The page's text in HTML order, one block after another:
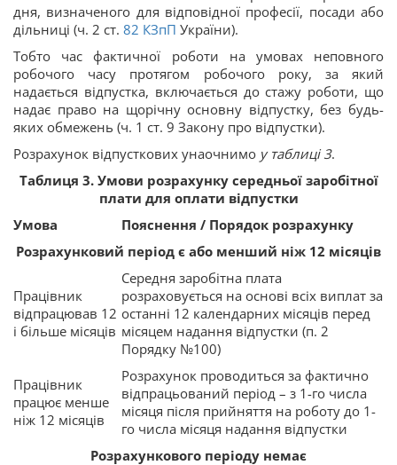
дня, визначеного для відповідної професії, посади або
дільниці (ч. 2 ст. 82 КЗпП України).
Тобто час фактичної роботи на умовах неповного
робочого часу протягом робочого року, за який
надається відпустка, включається до стажу роботи, що
надає право на щорічну основну відпустку, без будь-
яких обмежень (ч. 1 ст. 9 Закону про відпустки).
Розрахунок відпусткових унаочнимо у таблиці 3.
Таблиця 3. Умови розрахунку середньої заробітної
плати для оплати відпустки
Умова
Пояснення / Порядок розрахунку
Розрахунковий період є або менший ніж 12 місяців
Працівник
відпрацював 12
і більше місяців
Середня заробітна плата
розраховується на основі всіх виплат за
останні 12 календарних місяців перед
місяцем надання відпустки (п. 2
Порядку №100)
Працівник
працює менше
ніж 12 місяців
Розрахунок проводиться за фактично
відпрацьований період – з 1-го числа
місяця після прийняття на роботу до 1-
го числа місяця надання відпустки
Розрахункового періоду немає